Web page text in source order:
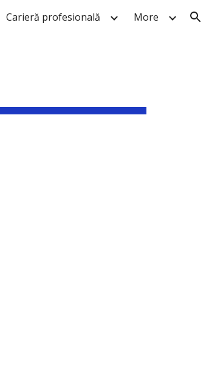
Carieră profesională More